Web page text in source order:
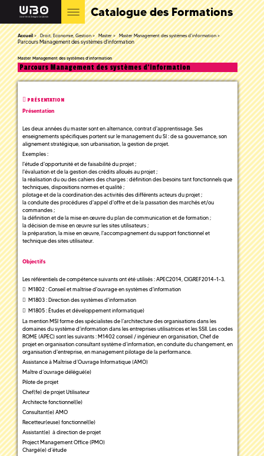
Catalogue des Formations
Accueil Droit, Economie, Gestion Master Master Management des systèmes d'information
Parcours Management des systèmes d'information
Master Management des systèmes d'information
Parcours Management des systèmes d'information
PRÉSENTATION
Présentation
Les deux années du master sont en alternance, contrat d'apprentissage. Ses
enseignements spécifiques portent sur le management du SI : de sa gouvernance, son
alignement stratégique, son urbanisation, la gestion de projet.
Exemples :
l'étude d'opportunité et de faisabilité du projet ;
l'évaluation et de la gestion des crédits alloués au projet ;
la réalisation du ou des cahiers des charges : définition des besoins tant fonctionnels que
techniques, dispositions normes et qualité ;
pilotage et de la coordination des activités des différents acteurs du projet ;
la conduite des procédures d'appel d'offre et de la passation des marchés et/ou
commandes ;
la définition et de la mise en œuvre du plan de communication et de formation ;
la décision de mise en œuvre sur les sites utilisateurs ;
la préparation, la mise en œuvre, l'accompagnement du support fonctionnel et
technique des sites utilisateur.
Objectifs
Les référentiels de compétence suivants ont été utilisés : APEC2014, CIGREF2014-1-3.
M1802: Conseil et maîtrise d'ouvrage en systèmes d'information
M1803: Direction des systèmes d'information
M1805: Études et développement informatique)
La mention MSI forme des spécialistes de l’architecture des organisations dans les
domaines du système d’information dans les entreprises utilisatrices et les SSII. Les codes
ROME (APEC) sont les suivants : M1402 conseil / ingénieur en organisation, Chef de
projet en organisation consultant système d’information, en conduite du changement, en
organisation d'entreprise, en management pilotage de la performance.
Assistance à Maîtrise d’Ouvrage Informatique (AMO)
Maître d’ouvrage délégué(e)
Pilote de projet
Chef(fe) de projet Utilisateur
Architecte fonctionnel(le)
Consultant(e) AMO
Recetteur(euse) fonctionnel(le)
Assistant(e) à direction de projet
Project Management Office (PMO)
Chargé(e) d’étude